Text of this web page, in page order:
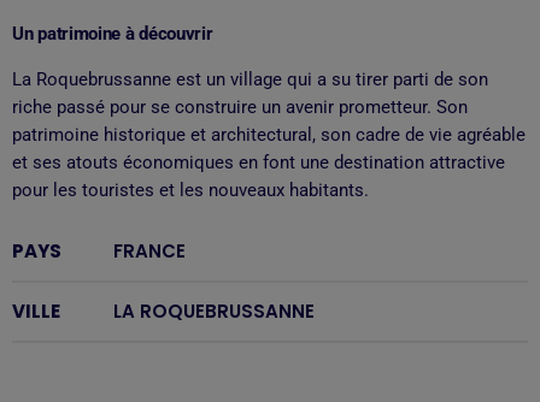
Un patrimoine à découvrir
La Roquebrussanne est un village qui a su tirer parti de son
riche passé pour se construire un avenir prometteur. Son
patrimoine historique et architectural, son cadre de vie agréable
et ses atouts économiques en font une destination attractive
pour les touristes et les nouveaux habitants.
PAYS FRANCE
VILLE LA ROQUEBRUSSANNE